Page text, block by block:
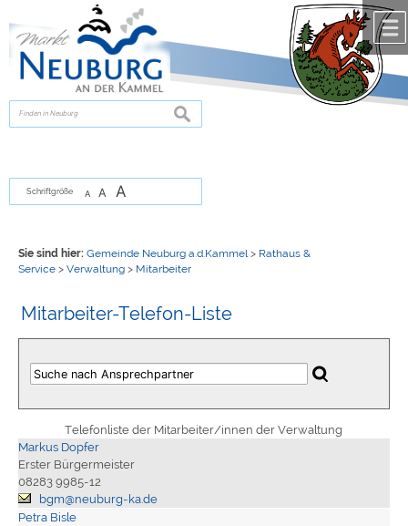
zur Navigationoder
springen.
suchen
Schriftgröße A A A
Sie sind hier: Gemeinde Neuburg a.d.Kammel > Rathaus &
Service> Verwaltung> Mitarbeiter
Mitarbeiter-Telefon-Liste
Telefonliste der Mitarbeiter/innen der Verwaltung
Markus Dopfer
Erster Bürgermeister
08283 9985-12
bgm@neuburg-ka.de
Petra Bisle